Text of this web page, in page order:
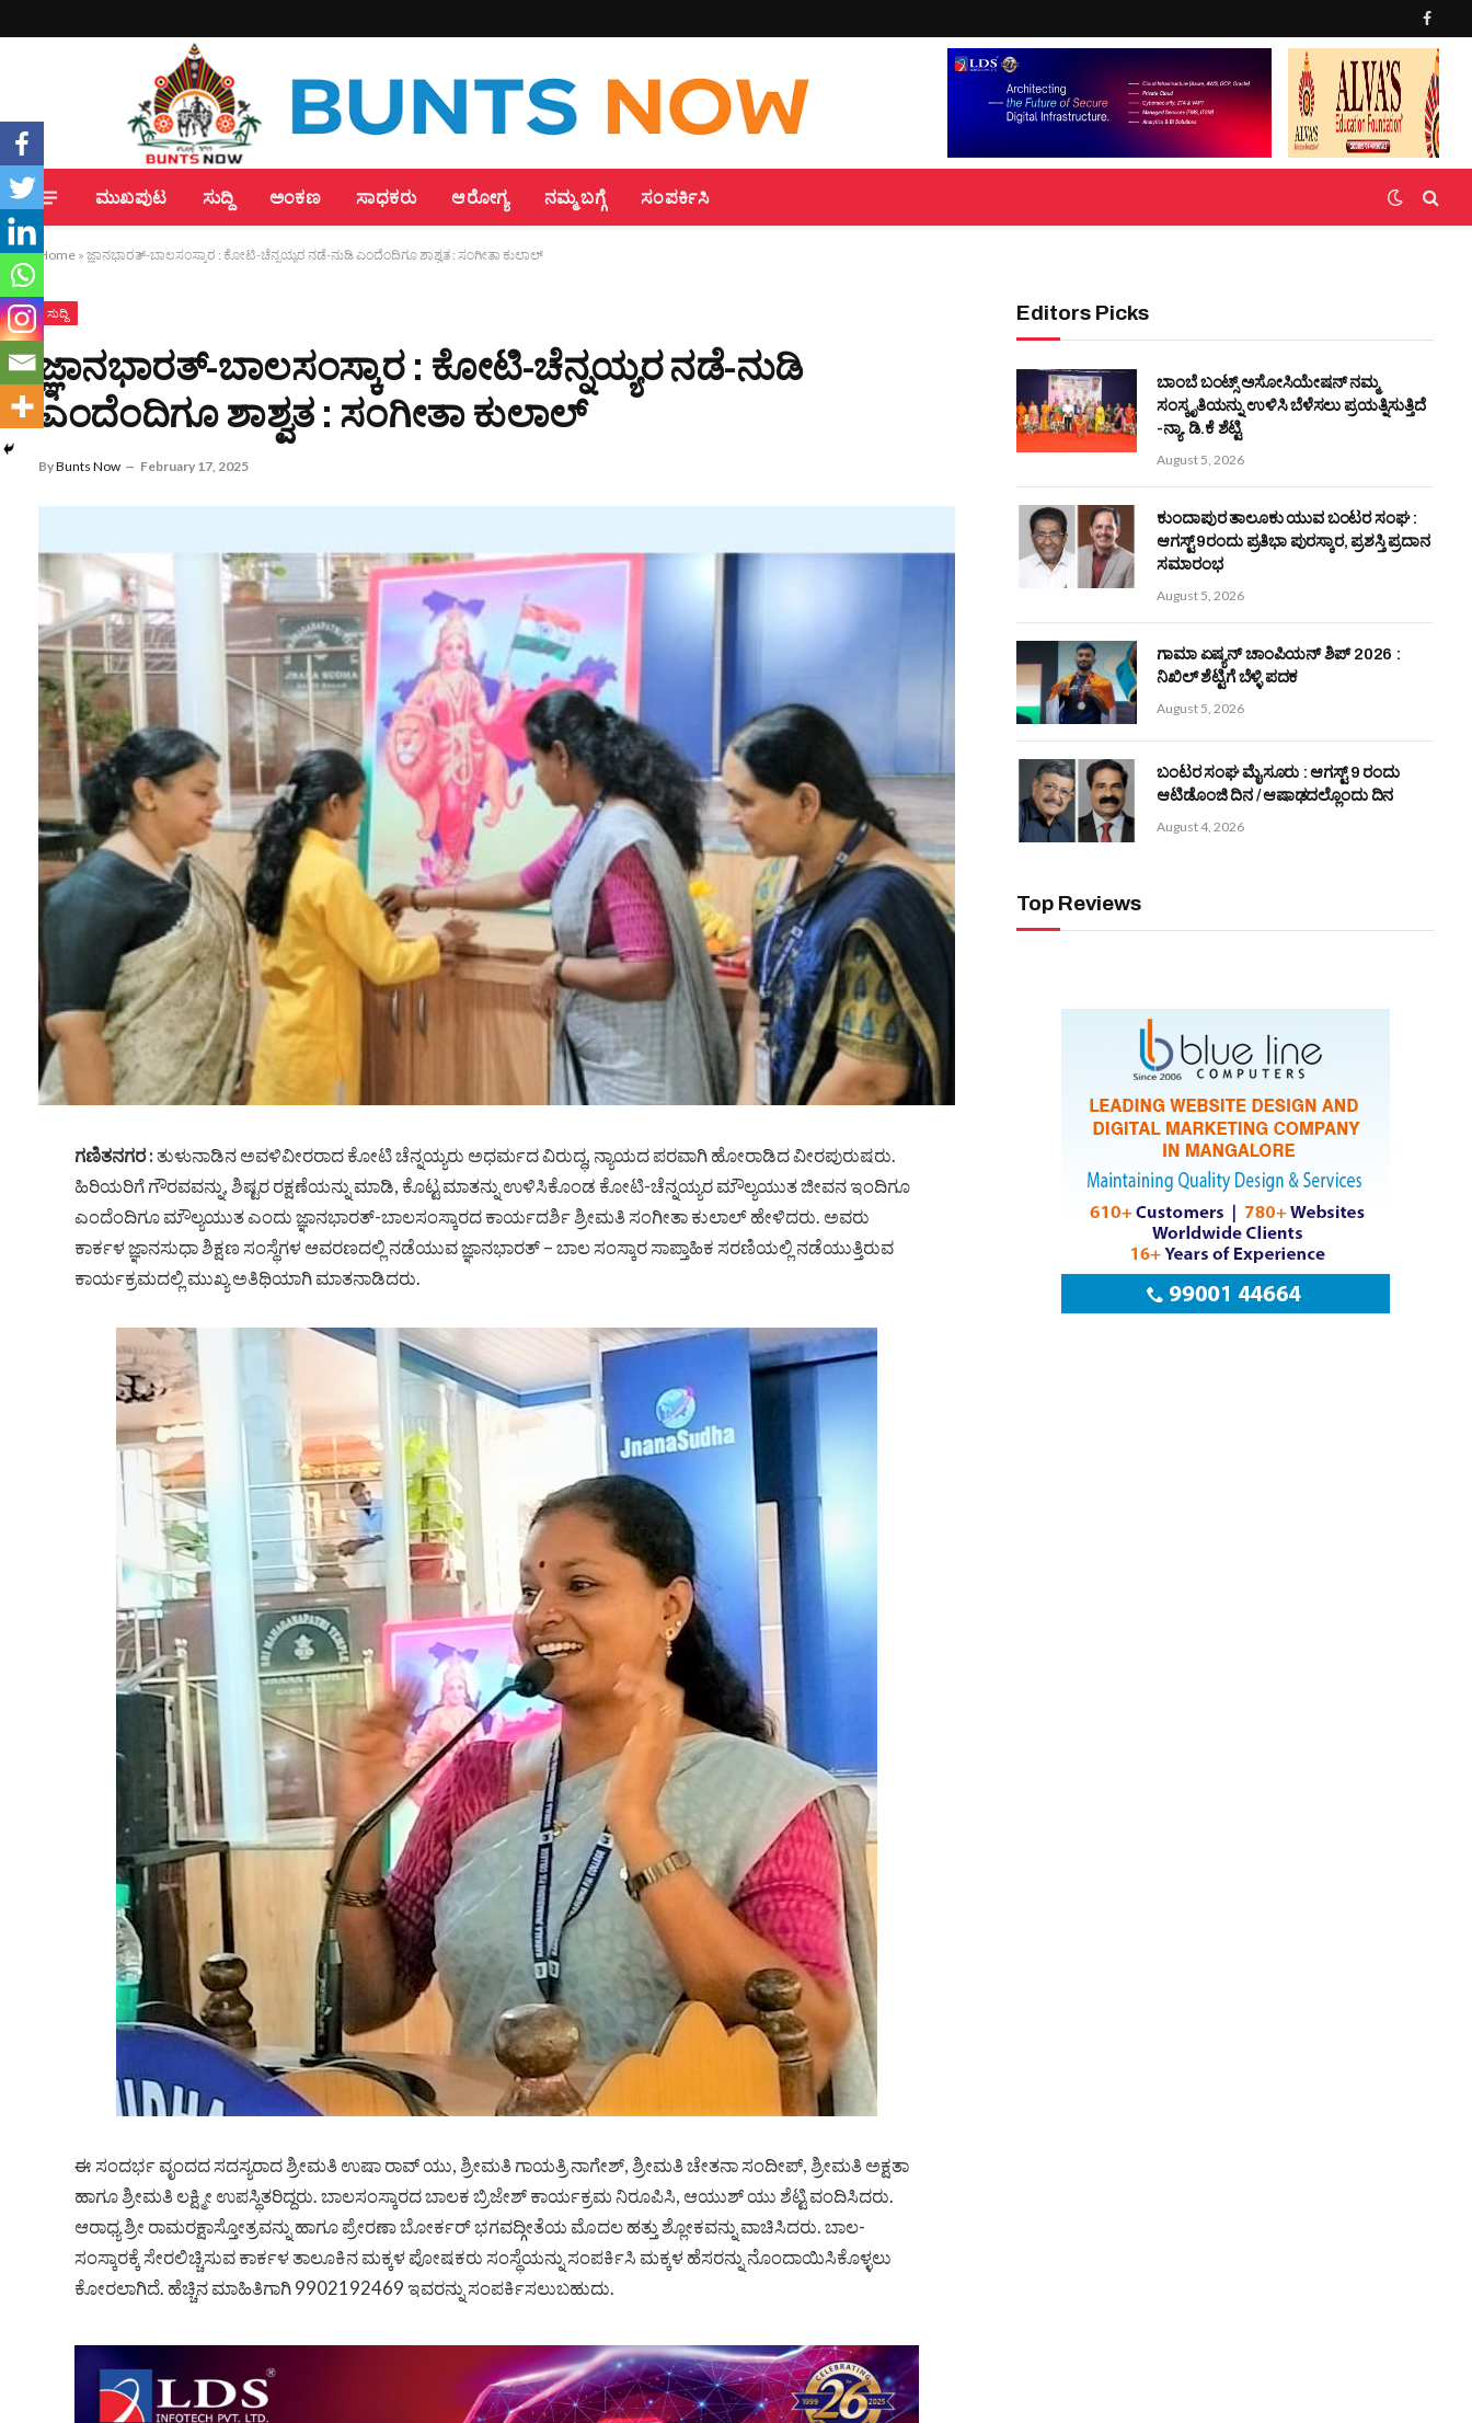
ಮುಖಪುಟ ಸುದ್ದಿ ಅಂಕಣ ಸಾಧಕರು ಆರೋಗ್ಯ ನಮ್ಮ ಬಗ್ಗೆ ಸಂಪರ್ಕಿಸಿ
Home » ಜ್ಞಾನಭಾರತ್-ಬಾಲಸಂಸ್ಕಾರ : ಕೋಟಿ-ಚೆನ್ನಯ್ಯರ ನಡೆ-ನುಡಿ ಎಂದೆಂದಿಗೂ ಶಾಶ್ವತ : ಸಂಗೀತಾ ಕುಲಾಲ್
ಸುದ್ದಿ
ಜ್ಞಾನಭಾರತ್-ಬಾಲಸಂಸ್ಕಾರ : ಕೋಟಿ-ಚೆನ್ನಯ್ಯರ ನಡೆ-ನುಡಿ
ಎಂದೆಂದಿಗೂ ಶಾಶ್ವತ : ಸಂಗೀತಾ ಕುಲಾಲ್
ByBunts Now February 17, 2025
ಗಣಿತನಗರ : ತುಳುನಾಡಿನ ಅವಳಿವೀರರಾದ ಕೋಟಿ ಚೆನ್ನಯ್ಯರು ಅಧರ್ಮದ ವಿರುದ್ಧ, ನ್ಯಾಯದ ಪರವಾಗಿ ಹೋರಾಡಿದ ವೀರಪುರುಷರು.
ಹಿರಿಯರಿಗೆ ಗೌರವವನ್ನು, ಶಿಷ್ಟರ ರಕ್ಷಣೆಯನ್ನು ಮಾಡಿ, ಕೊಟ್ಟ ಮಾತನ್ನು ಉಳಿಸಿಕೊಂಡ ಕೋಟಿ-ಚೆನ್ನಯ್ಯರ ಮೌಲ್ಯಯುತ ಜೀವನ ಇಂದಿಗೂ
ಎಂದೆಂದಿಗೂ ಮೌಲ್ಯಯುತ ಎಂದು ಜ್ಞಾನಭಾರತ್-ಬಾಲಸಂಸ್ಕಾರದ ಕಾರ್ಯದರ್ಶಿ ಶ್ರೀಮತಿ ಸಂಗೀತಾ ಕುಲಾಲ್ ಹೇಳಿದರು. ಅವರು
ಕಾರ್ಕಳ ಜ್ಞಾನಸುಧಾ ಶಿಕ್ಷಣ ಸಂಸ್ಥೆಗಳ ಆವರಣದಲ್ಲಿ ನಡೆಯುವ ಜ್ಞಾನಭಾರತ್ – ಬಾಲ ಸಂಸ್ಕಾರ ಸಾಪ್ತಾಹಿಕ ಸರಣಿಯಲ್ಲಿ ನಡೆಯುತ್ತಿರುವ
ಕಾರ್ಯಕ್ರಮದಲ್ಲಿ ಮುಖ್ಯ ಅತಿಥಿಯಾಗಿ ಮಾತನಾಡಿದರು.
ಈ ಸಂದರ್ಭ ವೃಂದದ ಸದಸ್ಯರಾದ ಶ್ರೀಮತಿ ಉಷಾ ರಾವ್ ಯು, ಶ್ರೀಮತಿ ಗಾಯತ್ರಿ ನಾಗೇಶ್, ಶ್ರೀಮತಿ ಚೇತನಾ ಸಂದೀಪ್, ಶ್ರೀಮತಿ ಅಕ್ಷತಾ
ಹಾಗೂ ಶ್ರೀಮತಿ ಲಕ್ಷ್ಮೀ ಉಪಸ್ಥಿತರಿದ್ದರು. ಬಾಲಸಂಸ್ಕಾರದ ಬಾಲಕ ಬ್ರಿಜೇಶ್ ಕಾರ್ಯಕ್ರಮ ನಿರೂಪಿಸಿ, ಆಯುಶ್ ಯು ಶೆಟ್ಟಿ ವಂದಿಸಿದರು.
ಆರಾಧ್ಯ ಶ್ರೀ ರಾಮರಕ್ಷಾಸ್ತೋತ್ರವನ್ನು ಹಾಗೂ ಪ್ರೇರಣಾ ಬೋರ್ಕರ್ ಭಗವದ್ಗೀತೆಯ ಮೊದಲ ಹತ್ತು ಶ್ಲೋಕವನ್ನು ವಾಚಿಸಿದರು. ಬಾಲ-
ಸಂಸ್ಕಾರಕ್ಕೆ ಸೇರಲಿಚ್ಚಿಸುವ ಕಾರ್ಕಳ ತಾಲೂಕಿನ ಮಕ್ಕಳ ಪೋಷಕರು ಸಂಸ್ಥೆಯನ್ನು ಸಂಪರ್ಕಿಸಿ ಮಕ್ಕಳ ಹೆಸರನ್ನು ನೊಂದಾಯಿಸಿಕೊಳ್ಳಲು
ಕೋರಲಾಗಿದೆ. ಹೆಚ್ಚಿನ ಮಾಹಿತಿಗಾಗಿ 9902192469 ಇವರನ್ನು ಸಂಪರ್ಕಿಸಲುಬಹುದು.
Editors Picks
ಬಾಂಬೆ ಬಂಟ್ಸ್ ಅಸೋಸಿಯೇಷನ್ ನಮ್ಮ
ಸಂಸ್ಕೃತಿಯನ್ನು ಉಳಿಸಿ ಬೆಳೆಸಲು ಪ್ರಯತ್ನಿಸುತ್ತಿದೆ
-ನ್ಯಾ. ಡಿ.ಕೆ ಶೆಟ್ಟಿ
August 5, 2026
ಕುಂದಾಪುರ ತಾಲೂಕು ಯುವ ಬಂಟರ ಸಂಘ :
ಆಗಸ್ಟ್ 9ರಂದು ಪ್ರತಿಭಾ ಪುರಸ್ಕಾರ, ಪ್ರಶಸ್ತಿ ಪ್ರದಾನ
ಸಮಾರಂಭ
August 5, 2026
ಗಾಮಾ ಏಷ್ಯನ್ ಚಾಂಪಿಯನ್‌ ಶಿಪ್‌ 2026 :
ನಿಖಿಲ್ ಶೆಟ್ಟಿಗೆ ಬೆಳ್ಳಿ ಪದಕ
August 5, 2026
ಬಂಟರ ಸಂಘ ಮೈಸೂರು : ಆಗಸ್ಟ್ 9 ರಂದು
ಆಟಿಡೊಂಜಿ ದಿನ / ಆಷಾಢದಲ್ಲೊಂದು ದಿನ
August 4, 2026
Top Reviews